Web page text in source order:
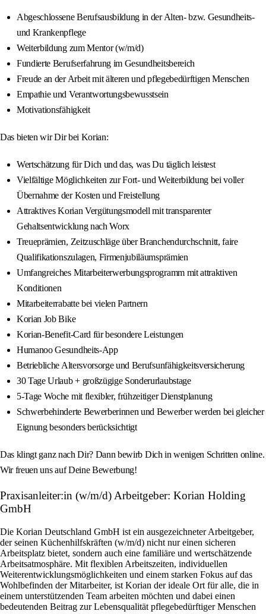
Abgeschlossene Berufsausbildung in der Alten- bzw. Gesundheits-
und Krankenpflege
Weiterbildung zum Mentor (w/m/d)
Fundierte Berufserfahrung im Gesundheitsbereich
Freude an der Arbeit mit älteren und pflegebedürftigen Menschen
Empathie und Verantwortungsbewusstsein
Motivationsfähigkeit
Das bieten wir Dir bei Korian:
Wertschätzung für Dich und das, was Du täglich leistest
Vielfältige Möglichkeiten zur Fort- und Weiterbildung bei voller
Übernahme der Kosten und Freistellung
Attraktives Korian Vergütungsmodell mit transparenter
Gehaltsentwicklung nach Worx
Treueprämien, Zeitzuschläge über Branchendurchschnitt, faire
Qualifikationszulagen, Firmenjubiläumsprämien
Umfangreiches Mitarbeiterwerbungsprogramm mit attraktiven
Konditionen
Mitarbeiterrabatte bei vielen Partnern
Korian Job Bike
Korian-Benefit-Card für besondere Leistungen
Humanoo Gesundheits-App
Betriebliche Altersvorsorge und Berufsunfähigkeitsversicherung
30 Tage Urlaub + großzügige Sonderurlaubstage
5-Tage Woche mit flexibler, frühzeitiger Dienstplanung
Schwerbehinderte Bewerberinnen und Bewerber werden bei gleicher
Eignung besonders berücksichtigt
Das klingt ganz nach Dir? Dann bewirb Dich in wenigen Schritten online.
Wir freuen uns auf Deine Bewerbung!
Praxisanleiter:in (w/m/d) Arbeitgeber: Korian Holding
GmbH
Die Korian Deutschland GmbH ist ein ausgezeichneter Arbeitgeber,
der seinen Küchenhilfskräften (w/m/d) nicht nur einen sicheren
Arbeitsplatz bietet, sondern auch eine familiäre und wertschätzende
Arbeitsatmosphäre. Mit flexiblen Arbeitszeiten, individuellen
Weiterentwicklungsmöglichkeiten und einem starken Fokus auf das
Wohlbefinden der Mitarbeiter, ist Korian der ideale Ort für alle, die in
einem unterstützenden Team arbeiten möchten und dabei einen
bedeutenden Beitrag zur Lebensqualität pflegebedürftiger Menschen